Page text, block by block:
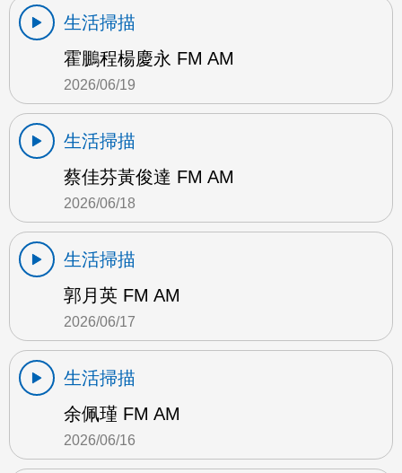
生活掃描
霍鵬程楊慶永 FM AM
2026/06/19
生活掃描
蔡佳芬黃俊達 FM AM
2026/06/18
生活掃描
郭月英 FM AM
2026/06/17
生活掃描
余佩瑾 FM AM
2026/06/16